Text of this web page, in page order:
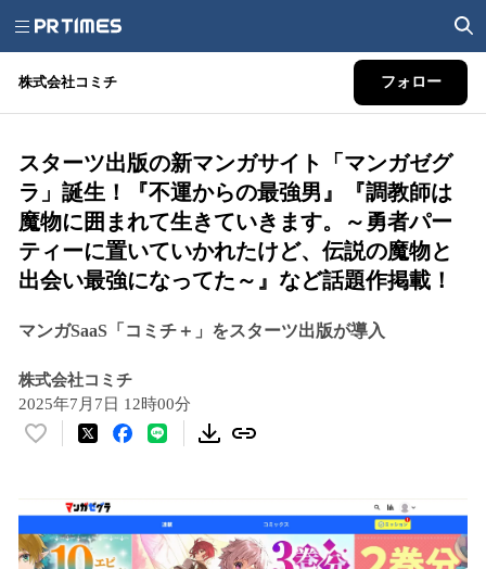
株式会社コミチ フォロー
スターツ出版の新マンガサイト「マンガゼグ
ラ」誕生！『不運からの最強男』『調教師は
魔物に囲まれて生きていきます。～勇者パー
ティーに置いていかれたけど、伝説の魔物と
出会い最強になってた～』など話題作掲載！
マンガSaaS「コミチ＋」をスターツ出版が導入
株式会社コミチ
2025年7月7日 12時00分
い
！
数
を